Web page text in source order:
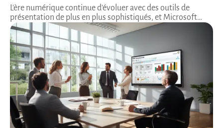
L'ère numérique continue d'évoluer avec des outils de
présentation de plus en plus sophistiqués, et Microsoft…